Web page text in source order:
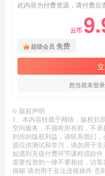
此内容为付费资源，请付费后
云币
超级会员 免费
您当前未登
© 版权声明
1、本内容转载于网络，版权归
空间服务，不拥有所有权，不
到你的版权利益，请联系我们
源仅供测试和学习，请勿用于非
如遇到充值付费环节课程或软
需要投资的一律不要相信，访
揭秘 请勿用于非法违规操作 否